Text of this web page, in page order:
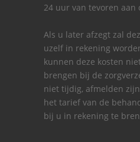
24 uur van tevoren aan
Als u later afzegt zal
uzelf in rekening
kunnen deze kosten
brengen bij de
niet tijdig, afmelden
het tarief van de
bij u in rekening te